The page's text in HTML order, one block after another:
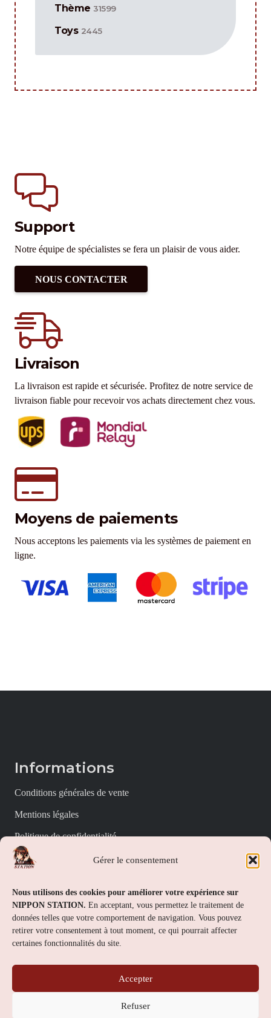
Gérer le consentement
Nous utilisons des cookies pour améliorer votre expérience sur
NIPPON STATION. En acceptant, vous permettez le traitement de
données telles que votre comportement de navigation. Vous pouvez
retirer votre consentement à tout moment, ce qui pourrait affecter
certaines fonctionnalités du site.
Accepter
Refuser
Thème 31599
Toys 2445
Support
Notre équipe de spécialistes se fera un plaisir de vous aider.
NOUS CONTACTER
Livraison
La livraison est rapide et sécurisée. Profitez de notre service de
livraison fiable pour recevoir vos achats directement chez vous.
Moyens de paiements
Nous acceptons les paiements via les systèmes de paiement en
ligne.
Informations
Conditions générales de vente
Mentions légales
Politique de confidentialité
Politique de cookies (UE)
Nippon Station
À propos
FAQs
Contact